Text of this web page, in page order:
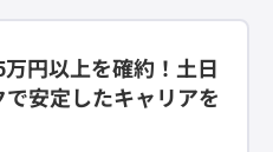
円以上を確約！土日
安定したキャリアを